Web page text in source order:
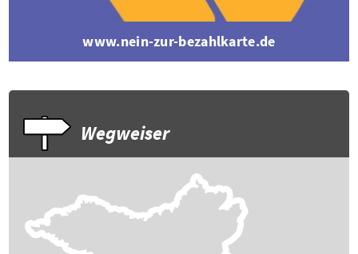
www.nein-zur-bezahlkarte.de
Wegweiser